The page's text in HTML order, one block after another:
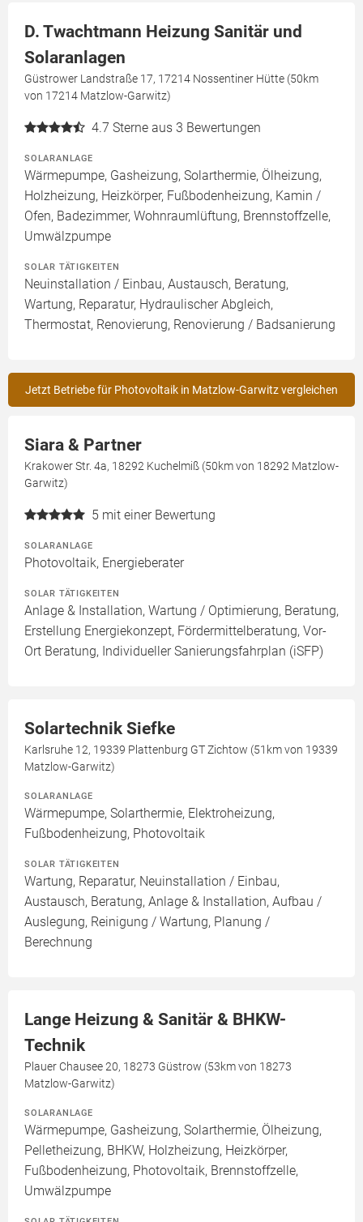
D. Twachtmann Heizung Sanitär und
Solaranlagen
Güstrower Landstraße 17, 17214 Nossentiner Hütte (50km
von 17214 Matzlow-Garwitz)
4.7 Sterne aus 3 Bewertungen
SOLARANLAGE
Wärmepumpe, Gasheizung, Solarthermie, Ölheizung,
Holzheizung, Heizkörper, Fußbodenheizung, Kamin /
Ofen, Badezimmer, Wohnraumlüftung, Brennstoffzelle,
Umwälzpumpe
SOLAR TÄTIGKEITEN
Neuinstallation / Einbau, Austausch, Beratung,
Wartung, Reparatur, Hydraulischer Abgleich,
Thermostat, Renovierung, Renovierung / Badsanierung
Jetzt Betriebe für Photovoltaik in Matzlow-Garwitz vergleichen
Siara & Partner
Krakower Str. 4a, 18292 Kuchelmiß (50km von 18292 Matzlow-
Garwitz)
5 mit einer Bewertung
SOLARANLAGE
Photovoltaik, Energieberater
SOLAR TÄTIGKEITEN
Anlage & Installation, Wartung / Optimierung, Beratung,
Erstellung Energiekonzept, Fördermittelberatung, Vor-
Ort Beratung, Individueller Sanierungsfahrplan (iSFP)
Solartechnik Siefke
Karlsruhe 12, 19339 Plattenburg GT Zichtow (51km von 19339
Matzlow-Garwitz)
SOLARANLAGE
Wärmepumpe, Solarthermie, Elektroheizung,
Fußbodenheizung, Photovoltaik
SOLAR TÄTIGKEITEN
Wartung, Reparatur, Neuinstallation / Einbau,
Austausch, Beratung, Anlage & Installation, Aufbau /
Auslegung, Reinigung / Wartung, Planung /
Berechnung
Lange Heizung & Sanitär & BHKW-
Technik
Plauer Chausee 20, 18273 Güstrow (53km von 18273
Matzlow-Garwitz)
SOLARANLAGE
Wärmepumpe, Gasheizung, Solarthermie, Ölheizung,
Pelletheizung, BHKW, Holzheizung, Heizkörper,
Fußbodenheizung, Photovoltaik, Brennstoffzelle,
Umwälzpumpe